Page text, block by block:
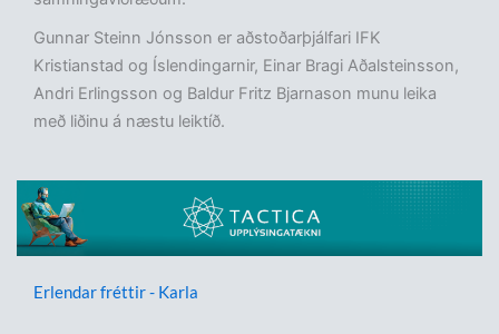
Gunnar Steinn Jónsson er aðstoðarþjálfari IFK
Kristianstad og Íslendingarnir, Einar Bragi Aðalsteinsson,
Andri Erlingsson og Baldur Fritz Bjarnason munu leika
með liðinu á næstu leiktíð.
Erlendar fréttir - Karla